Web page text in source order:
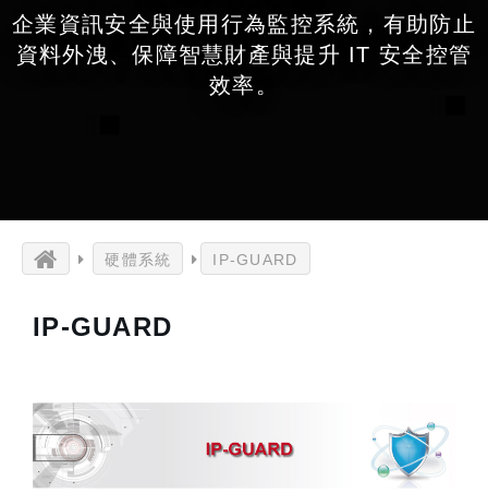
企業資訊安全與使用行為監控系統，有助防止
資料外洩、保障智慧財產與提升 IT 安全控管
效率。
硬體系統 IP-GUARD
IP-GUARD